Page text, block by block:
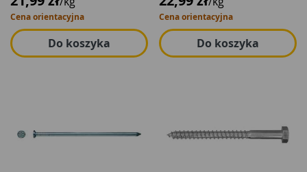
Cena orientacyjna
Do koszyka
Cena orientacyjna
Do koszyka